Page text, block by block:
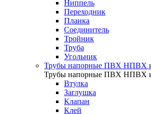
Ниппель
Переходник
Планка
Соединитель
Тройник
Труба
Угольник
Трубы напорные ПВХ НПВХ и
Трубы напорные ПВХ НПВХ и
Втулка
Заглушка
Клапан
Клей